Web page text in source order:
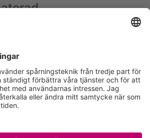
och få information om holistiska
avsluta din prenumeration. Här kan